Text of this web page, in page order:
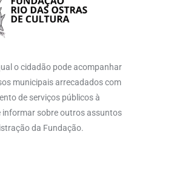
o cidadão pode acompanhar
municipais arrecadados com
de serviços públicos à
informar sobre outros assuntos
da Fundação.